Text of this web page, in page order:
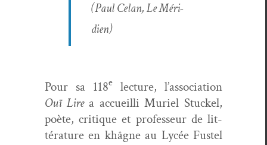
(Paul Celan,Le Méri­
di­en)
Pour sa 118e
lec­ture, l’association
Ouï Lirea accueil­li Muriel Stuck­el,
poète, cri­tique et pro­fesseur de lit­
téra­ture en khâgne au Lycée Fus­tel